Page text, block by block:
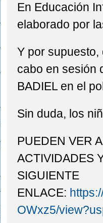
En Educación
elaborado por
Y por
cabo en sesión
BADIEL en el
Sin duda, los
PUEDEN VER
ACTIVIDADES
SIGUIENTE
ENLACE:
OWxz5/